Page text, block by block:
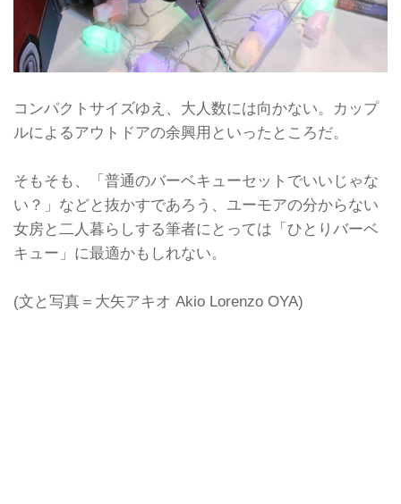
コンパクトサイズゆえ、大人数には向かない。カップ
ルによるアウトドアの余興用といったところだ。
そもそも、「普通のバーベキューセットでいいじゃな
い？」などと抜かすであろう、ユーモアの分からない
女房と二人暮らしする筆者にとっては「ひとりバーベ
キュー」に最適かもしれない。
(文と写真＝大矢アキオ Akio Lorenzo OYA)